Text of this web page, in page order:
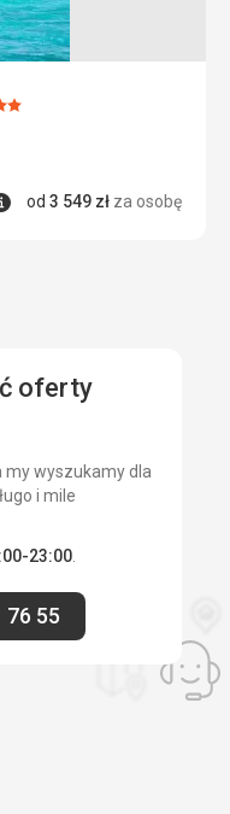
Informacje
od 3 549 zł za osobę
oferty
my wyszukamy dla
i mile
23:00
76 55